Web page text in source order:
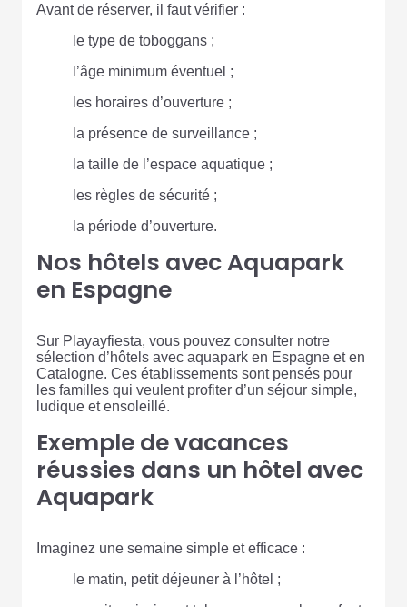
Avant de réserver, il faut vérifier :
le type de toboggans ;
l’âge minimum éventuel ;
les horaires d’ouverture ;
la présence de surveillance ;
la taille de l’espace aquatique ;
les règles de sécurité ;
la période d’ouverture.
Nos hôtels avec Aquapark
en Espagne
Sur Playayfiesta, vous pouvez consulter notre
sélection d’hôtels avec aquapark en Espagne et en
Catalogne. Ces établissements sont pensés pour
les familles qui veulent profiter d’un séjour simple,
ludique et ensoleillé.
Exemple de vacances
réussies dans un hôtel avec
Aquapark
Imaginez une semaine simple et efficace :
le matin, petit déjeuner à l’hôtel ;